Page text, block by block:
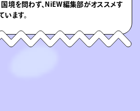
境を問わず、NiEW編集部がオススメす
ます。